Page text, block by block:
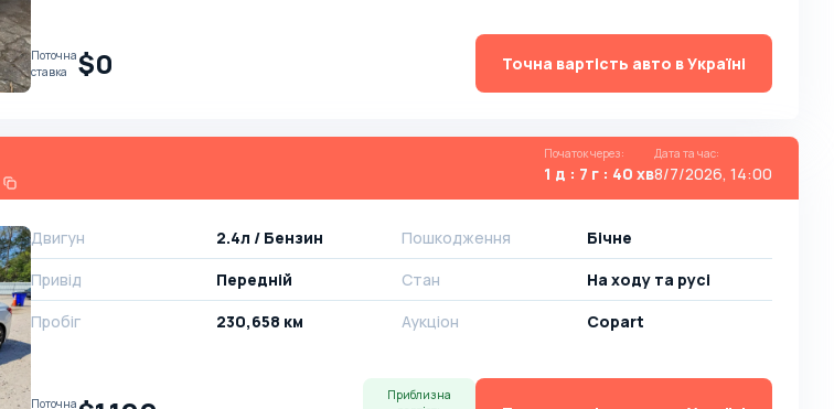
Поточна
ставка
$0 Точна вартість авто в Україні
Початок через:
1 д : 7 г : 40 хв
Дата та час:
8/7/2026, 14:00
Двигун
2.4л / Бензин
Привід
Передній
Пробіг
230,658 км
Пошкодження
Бічне
Стан
На ​​ходу та русі
Аукціон
Copart
Поточна
Приблизна